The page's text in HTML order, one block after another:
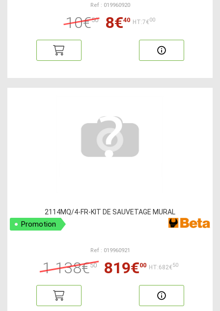
Ref : 019960920
10€50 8€40 HT:7€00
2114MQ/4-FR-KIT DE SAUVETAGE MURAL
Promotion
Ref : 019960921
1 138€50 819€00 HT:682€50